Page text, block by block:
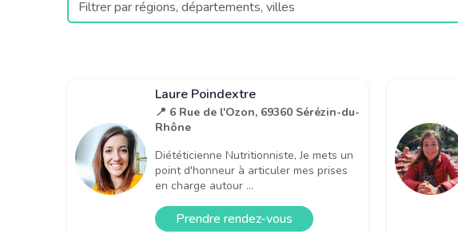
Laure Poindextre
📍 6 Rue de l'Ozon, 69360 Sérézin-du-
Rhône
Diététicienne Nutritionniste, Je mets un
point d'honneur à articuler mes prises
en charge autour ...
Prendre rendez-vous